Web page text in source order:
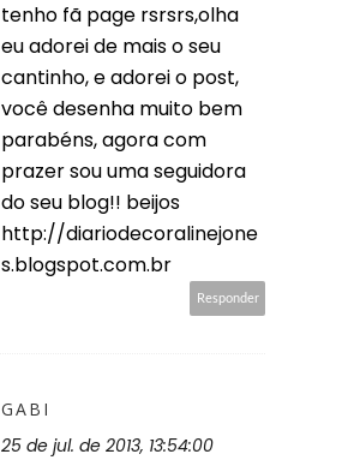
tenho fã page rsrsrs,olha
eu adorei de mais o seu
cantinho, e adorei o post,
você desenha muito bem
parabéns, agora com
prazer sou uma seguidora
do seu blog!! beijos
http://diariodecoralinejone
s.blogspot.com.br
Responder
GABI
25 de jul. de 2013, 13:54:00